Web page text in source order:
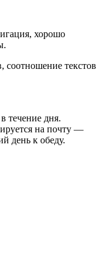
хорошо
соотношение текстов
течение дня.
на почту —
день к обеду.